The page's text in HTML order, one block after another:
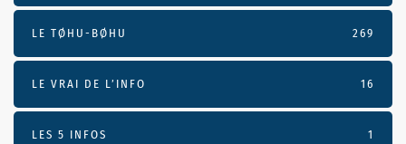
LE TØHU-BØHU 269
LE VRAI DE L’INFO 16
LES 5 INFOS 1